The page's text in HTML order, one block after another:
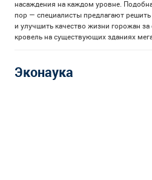
насаждения на каждом уровне.
пор — специалисты предлагают
и улучшить качество жизни горожан за
кровель на существующих зданиях
Эконаука